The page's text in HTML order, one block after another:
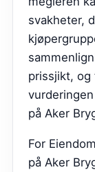
svakheter,
prissjikt, og
på Aker
For
på Aker